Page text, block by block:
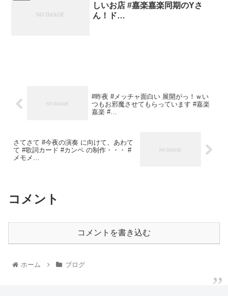
しいお店 #嘉楽嘉楽同期のYさ
ん！ド…
#昨夜 #メッチャ面白い 展開がっ！ｗい
つもお邪魔させてもらっています #嘉楽
嘉楽 #…
さてさて #今夜の演奏 に向けて、あわて
て #歌詞カード #カンペ の制作・・・ #
メモメ…
コメント
コメントを書き込む
ホーム ブログ